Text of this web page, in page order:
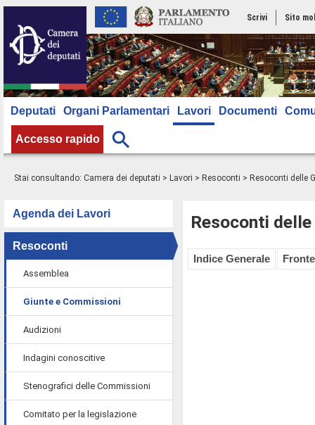
Scrivi Sito
Deputati Organi Parlamentari Lavori Documenti
Accesso rapido
Stai consultando: Camera dei deputati > Lavori > Resoconti > Resoconti delle
Agenda dei Lavori
Resoconti
Assemblea
Giunte e Commissioni
Audizioni
Indagini conoscitive
Stenografici delle Commissioni
Comitato per la legislazione
Resoconti
Indice Generale